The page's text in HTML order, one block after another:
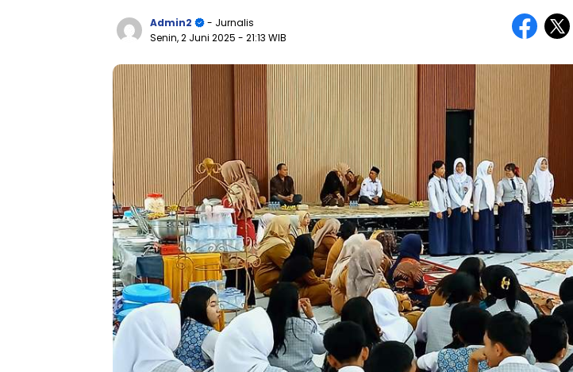
Admin2
- Jurnalis
Senin, 2 Juni 2025 - 21:13 WIB